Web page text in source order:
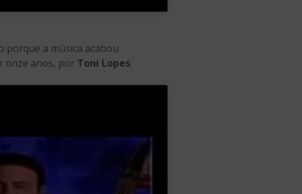
porque a música acabou
onze anos, por Toni Lopes.